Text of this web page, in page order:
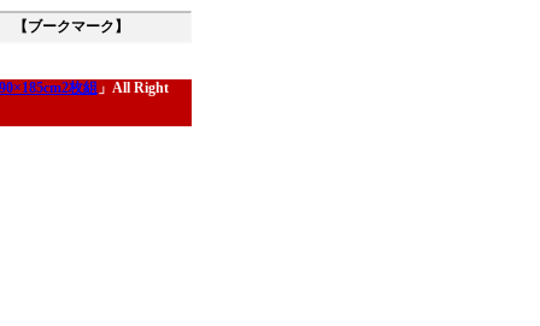
【ブークマーク】
枚組 」All Right